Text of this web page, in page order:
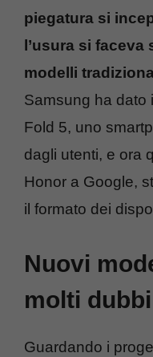
piegatura si
l’usura si faceva
modelli
Samsung ha dato
Fold 5, uno
dagli utenti, e ora
Honor a Google,
il formato dei
Nuovi
molti
Guardando i